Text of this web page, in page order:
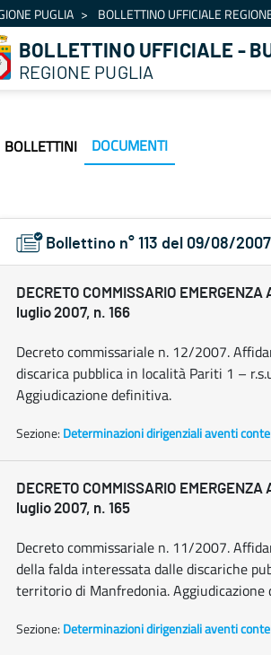
PUGLIA BOLLETTINO UFFICIALE
BOLLETTINO UFFICIALE -
REGIONE PUGLIA
BOLLETTINI DOCUMENTI
Bollettino n° 113 del 09/08/2007
DECRETO COMMISSARIO
luglio 2007, n. 166
Decreto commissariale n. 12/2007.
discarica pubblica in località Pariti 1 –
Aggiudicazione definitiva.
Sezione: Determinazioni dirigenziali aventi
DECRETO COMMISSARIO
luglio 2007, n. 165
Decreto commissariale n. 11/2007.
della falda interessata dalle discariche
territorio di Manfredonia. Aggiudicazione
Sezione: Determinazioni dirigenziali aventi